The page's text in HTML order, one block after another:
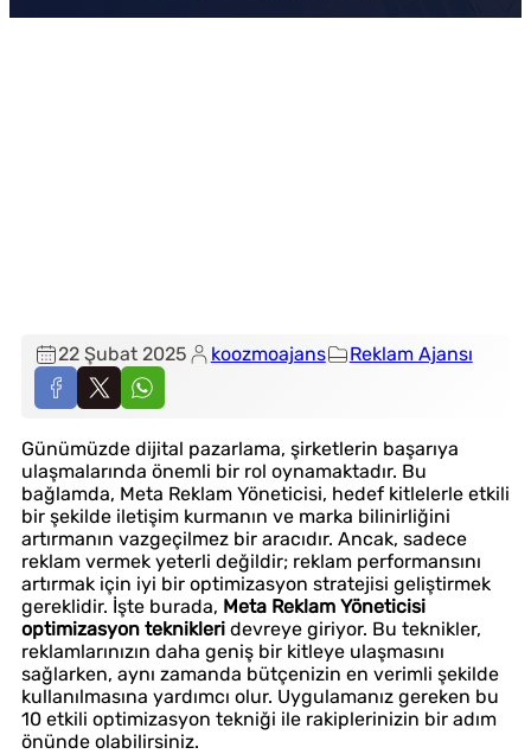
22 Şubat 2025 koozmoajans Reklam Ajansı
Günümüzde dijital pazarlama, şirketlerin başarıya
ulaşmalarında önemli bir rol oynamaktadır. Bu
bağlamda, Meta Reklam Yöneticisi, hedef kitlelerle etkili
bir şekilde iletişim kurmanın ve marka bilinirliğini
artırmanın vazgeçilmez bir aracıdır. Ancak, sadece
reklam vermek yeterli değildir; reklam performansını
artırmak için iyi bir optimizasyon stratejisi geliştirmek
gereklidir. İşte burada, Meta Reklam Yöneticisi
optimizasyon teknikleri devreye giriyor. Bu teknikler,
reklamlarınızın daha geniş bir kitleye ulaşmasını
sağlarken, aynı zamanda bütçenizin en verimli şekilde
kullanılmasına yardımcı olur. Uygulamanız gereken bu
10 etkili optimizasyon tekniği ile rakiplerinizin bir adım
önünde olabilirsiniz.